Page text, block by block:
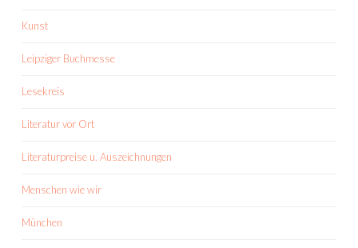
Kunst
Leipziger Buchmesse
Lesekreis
Literatur vor Ort
Literaturpreise u. Auszeichnungen
Menschen wie wir
München